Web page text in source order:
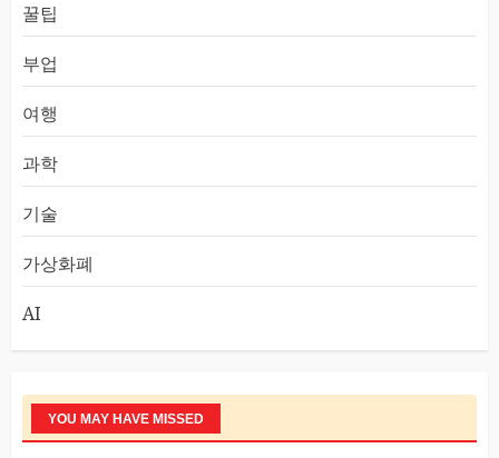
꿀팁
부업
여행
과학
기술
가상화폐
AI
YOU MAY HAVE MISSED